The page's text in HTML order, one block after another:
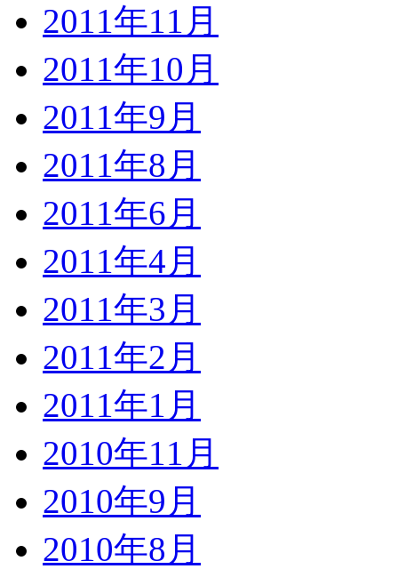
2011年11月
2011年10月
2011年9月
2011年8月
2011年6月
2011年4月
2011年3月
2011年2月
2011年1月
2010年11月
2010年9月
2010年8月